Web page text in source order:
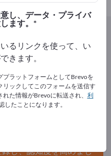
ナック菓子
で広告を掲載！
ジネスコンタクト >> こ
製品を掲載し
し、認知度を高めまし
し、データ・プライバ
ます。
るリンクを使って、い
きます。
プラットフォームとしてBrevoを
リックしてこのフォームを送信す
た情報がBrevoに転送され、 利
たことになります。